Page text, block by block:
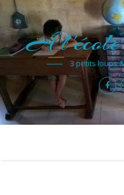
A l'école
3 petits loups